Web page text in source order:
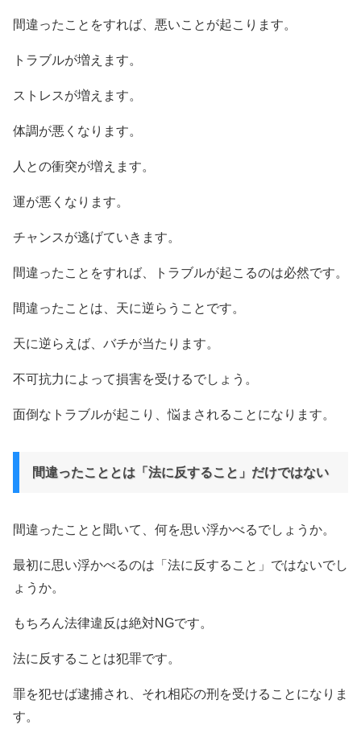
間違ったことをすれば、悪いことが起こります。
トラブルが増えます。
ストレスが増えます。
体調が悪くなります。
人との衝突が増えます。
運が悪くなります。
チャンスが逃げていきます。
間違ったことをすれば、トラブルが起こるのは必然です。
間違ったことは、天に逆らうことです。
天に逆らえば、バチが当たります。
不可抗力によって損害を受けるでしょう。
面倒なトラブルが起こり、悩まされることになります。
間違ったこととは「法に反すること」だけではない
間違ったことと聞いて、何を思い浮かべるでしょうか。
最初に思い浮かべるのは「法に反すること」ではないでし
ょうか。
もちろん法律違反は絶対NGです。
法に反することは犯罪です。
罪を犯せば逮捕され、それ相応の刑を受けることになりま
す。